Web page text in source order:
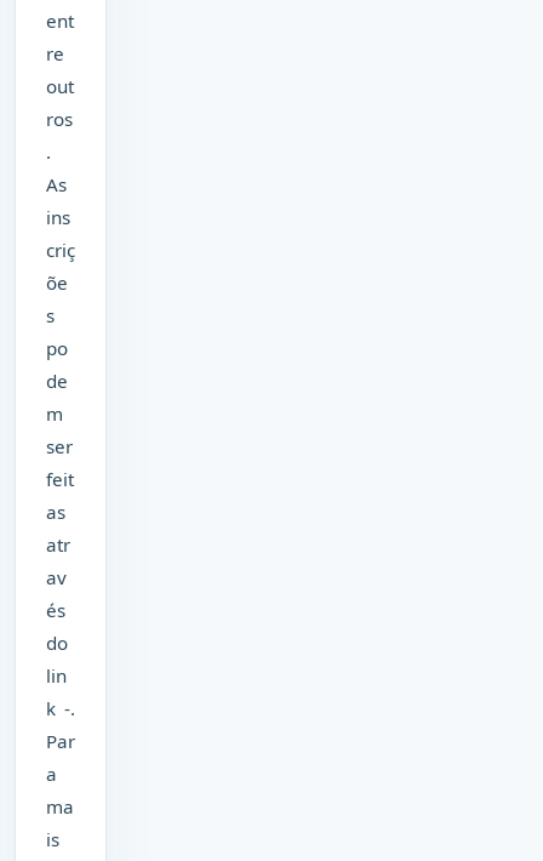
ent
re
out
ros
.
As
ins
criç
õe
s
po
de
m
ser
feit
as
atr
av
és
do
lin
k -.
Par
a
ma
is